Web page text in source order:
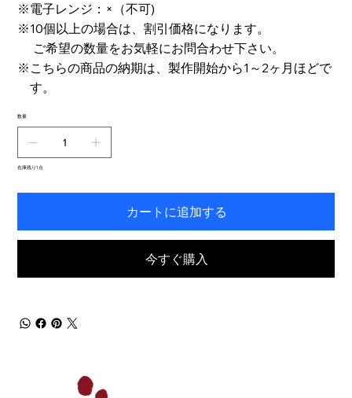
※電子レンジ：×（不可)
※10個以上の場合は、割引価格になります。
ご希望の数量をお気軽にお問合わせ下さい。
※こちらの商品の納期は、製作開始から1～2ヶ月ほどで
す。
数量
在庫残り1点
カートに追加する
今すぐ購入